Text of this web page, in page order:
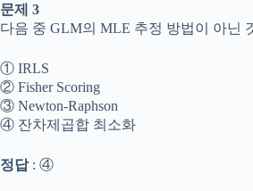
문제 3
다음 중 GLM의 MLE 추정 방법이 아닌
① IRLS
② Fisher Scoring
③ Newton-Raphson
④ 잔차제곱합 최소화
정답: ④